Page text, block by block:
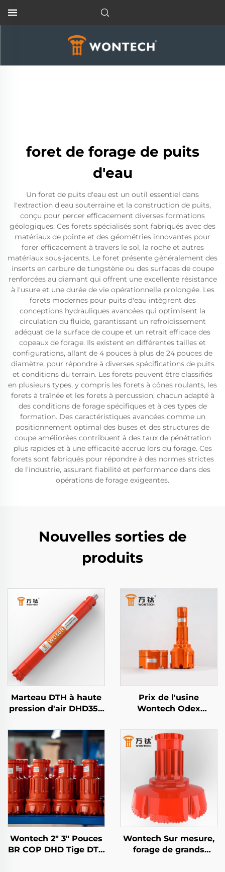
foret de forage de puits
d'eau
Un foret de puits d'eau est un outil essentiel dans
l'extraction d'eau souterraine et la construction de puits,
conçu pour percer efficacement diverses formations
géologiques. Ces forets spécialisés sont fabriqués avec des
matériaux de pointe et des géométries innovantes pour
forer efficacement à travers le sol, la roche et autres
matériaux sous-jacents. Le foret présente généralement des
inserts en carbure de tungstène ou des surfaces de coupe
renforcées au diamant qui offrent une excellente résistance
à l'usure et une durée de vie opérationnelle prolongée. Les
forets modernes pour puits d'eau intègrent des
conceptions hydrauliques avancées qui optimisent la
circulation du fluide, garantissant un refroidissement
adéquat de la surface de coupe et un retrait efficace des
copeaux de forage. Ils existent en différentes tailles et
configurations, allant de 4 pouces à plus de 24 pouces de
diamètre, pour répondre à diverses spécifications de puits
et conditions du terrain. Les forets peuvent être classifiés
en plusieurs types, y compris les forets à cônes roulants, les
forets à traînée et les forets à percussion, chacun adapté à
des conditions de forage spécifiques et à des types de
formation. Des caractéristiques avancées comme un
positionnement optimal des buses et des structures de
coupe améliorées contribuent à des taux de pénétration
plus rapides et à une efficacité accrue lors du forage. Ces
forets sont fabriqués pour répondre à des normes strictes
de l'industrie, assurant fiabilité et performance dans des
opérations de forage exigeantes.
Nouvelles sorties de
produits
Marteau DTH à haute
pression d'air DHD350
haute qualité Wontech
pour le forage de puits
d'eau géothermique
Prix de l'usine
Wontech Odex
Casing DTH Bit pour
forages d'eau
géothermique
Wontech 2" 3" Pouces
BR COP DHD Tige DTH
Wontech Sur mesure,
forage de grands